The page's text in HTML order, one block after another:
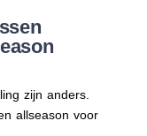
zijn anders.
allseason voor